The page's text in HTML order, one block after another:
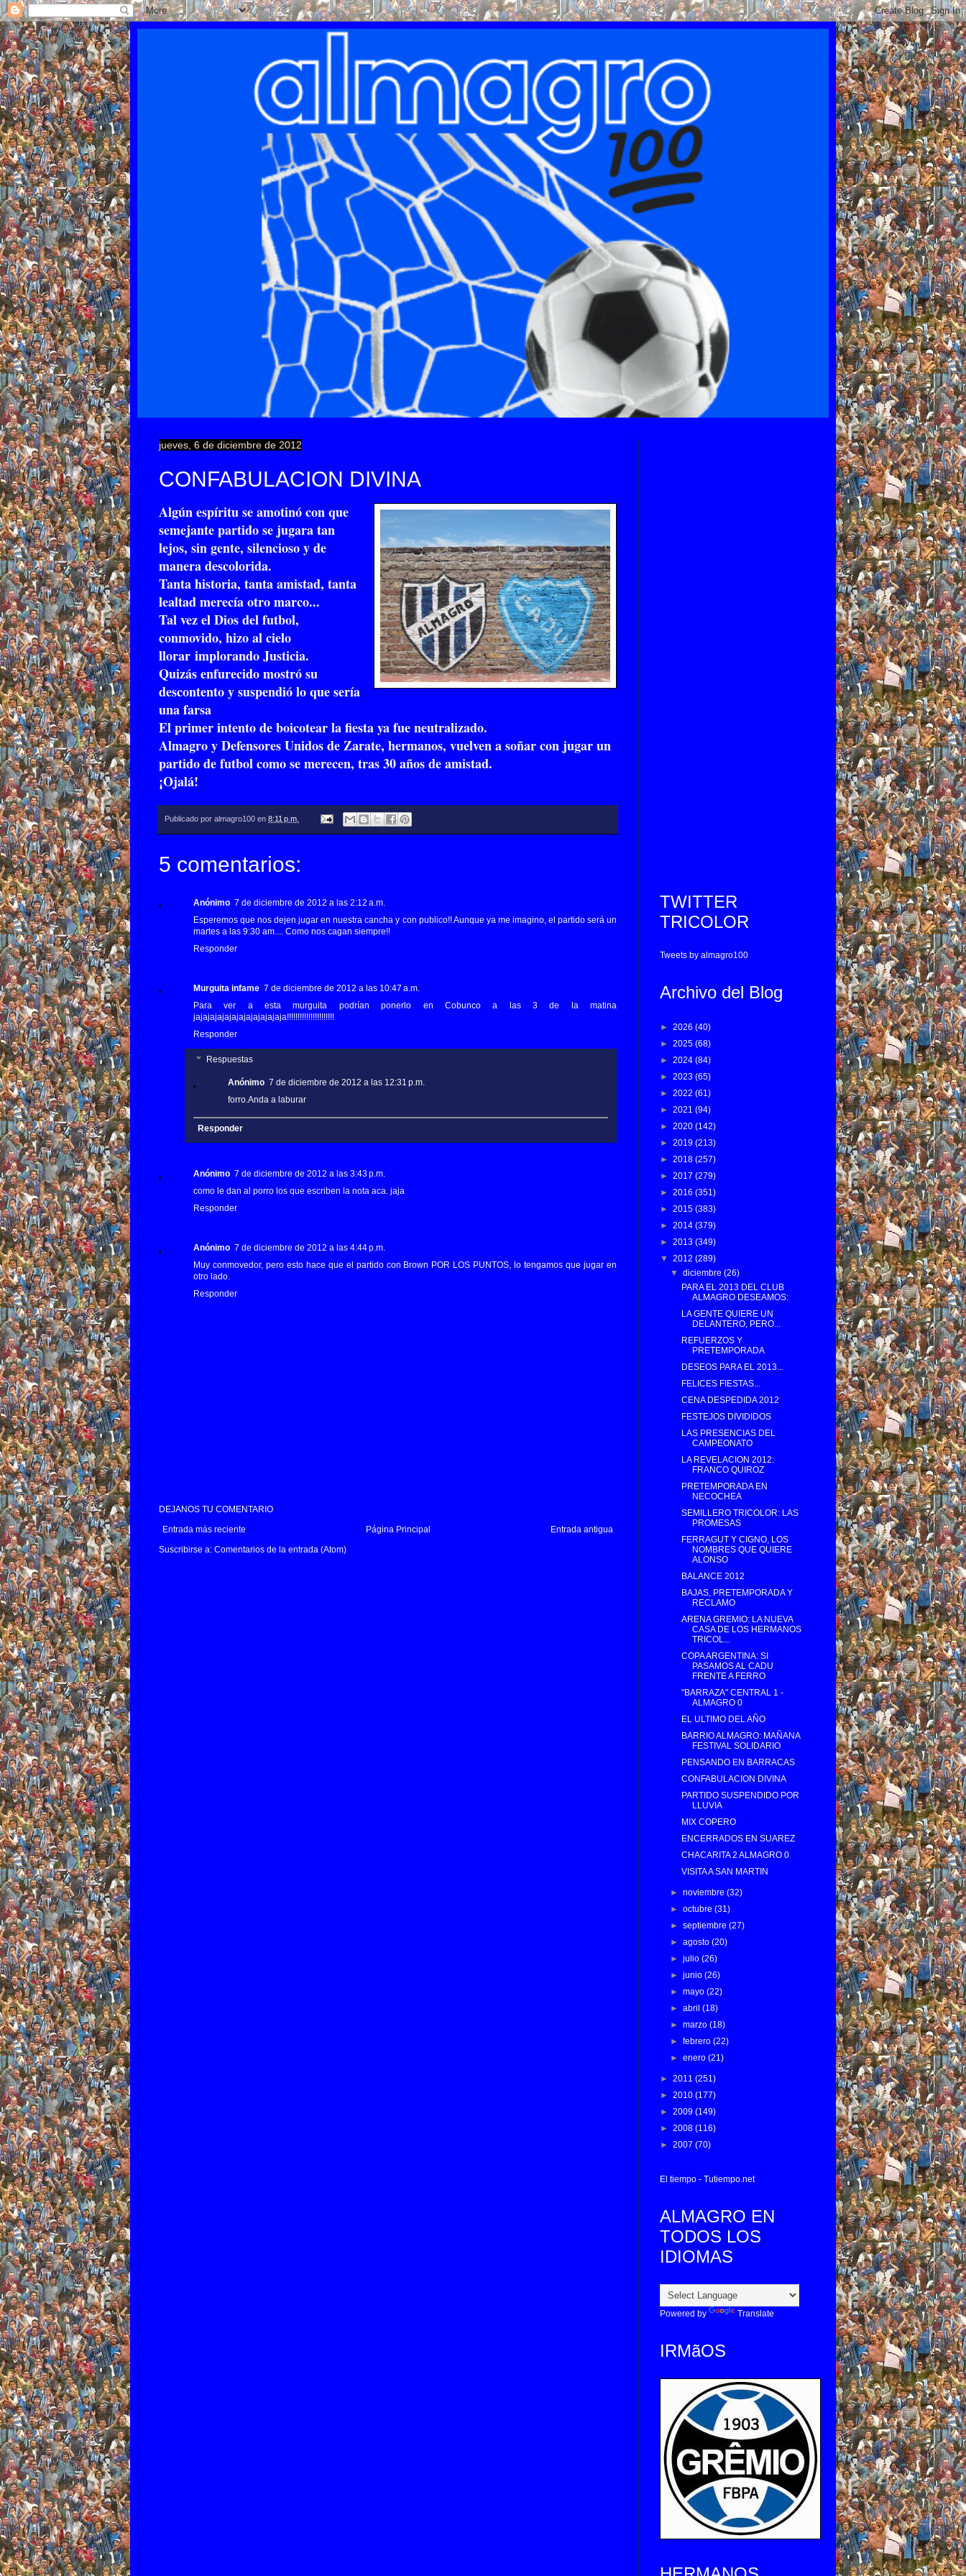
jueves, 6 de diciembre de 2012
CONFABULACION DIVINA
Algún espíritu se amotinó con que
semejante partido se jugara tan
lejos, sin gente, silencioso y de
manera descolorida.
Tanta historia, tanta amistad, tanta
lealtad merecía otro marco...
Tal vez el Dios del futbol,
conmovido, hizo al cielo
llorar implorando Justicia.
Quizás enfurecido mostró su
descontento y suspendió lo que sería
una farsa
El primer intento de boicotear la fiesta ya fue neutralizado.
Almagro y Defensores Unidos de Zarate, hermanos, vuelven a soñar con jugar un
partido de futbol como se merecen, tras 30 años de amistad.
¡Ojalá!
Publicado por almagro100 en 8:11 p.m.
5 comentarios:
Anónimo 7 de diciembre de 2012 a las 2:12 a.m.
Esperemos que nos dejen jugar en nuestra cancha y con publico!! Aunque ya me imagino, el partido será un
martes a las 9:30 am.... Como nos cagan siempre!!
Responder
Murguita infame 7 de diciembre de 2012 a las 10:47 a.m.
Para ver a esta murguita podrían ponerlo en Cobunco a las 3 de la matina
jajajajajajajajajajajajaja!!!!!!!!!!!!!!!!!!!!!!
Responder
Respuestas
Anónimo 7 de diciembre de 2012 a las 12:31 p.m.
forro.Anda a laburar
Responder
Anónimo 7 de diciembre de 2012 a las 3:43 p.m.
como le dan al porro los que escriben la nota aca. jaja
Responder
Anónimo 7 de diciembre de 2012 a las 4:44 p.m.
Muy conmovedor, pero esto hace que el partido con Brown POR LOS PUNTOS, lo tengamos que jugar en
otro lado.
Responder
DEJANOS TU COMENTARIO
Entrada más reciente
Entrada antigua
Página Principal
Suscribirse a: Comentarios de la entrada (Atom)
TWITTER
TRICOLOR
Tweets by almagro100
Archivo del Blog
► 2026 (40)
► 2025 (68)
► 2024 (84)
► 2023 (65)
► 2022 (61)
► 2021 (94)
► 2020 (142)
► 2019 (213)
► 2018 (257)
► 2017 (279)
► 2016 (351)
► 2015 (383)
► 2014 (379)
► 2013 (349)
▼ 2012 (289)
▼diciembre(26)
PARA EL 2013 DEL CLUB
ALMAGRO DESEAMOS:
LA GENTE QUIERE UN
DELANTERO, PERO...
REFUERZOS Y
PRETEMPORADA
DESEOS PARA EL 2013...
FELICES FIESTAS...
CENA DESPEDIDA 2012
FESTEJOS DIVIDIDOS
LAS PRESENCIAS DEL
CAMPEONATO
LA REVELACION 2012:
FRANCO QUIROZ
PRETEMPORADA EN
NECOCHEA
SEMILLERO TRICOLOR: LAS
PROMESAS
FERRAGUT Y CIGNO, LOS
NOMBRES QUE QUIERE
ALONSO
BALANCE 2012
BAJAS, PRETEMPORADA Y
RECLAMO
ARENA GREMIO: LA NUEVA
CASA DE LOS HERMANOS
TRICOL...
COPA ARGENTINA: SI
PASAMOS AL CADU
FRENTE A FERRO
"BARRAZA" CENTRAL 1 -
ALMAGRO 0
EL ULTIMO DEL AÑO
BARRIO ALMAGRO: MAÑANA
FESTIVAL SOLIDARIO
PENSANDO EN BARRACAS
CONFABULACION DIVINA
PARTIDO SUSPENDIDO POR
LLUVIA
MIX COPERO
ENCERRADOS EN SUAREZ
CHACARITA 2 ALMAGRO 0
VISITA A SAN MARTIN
►noviembre(32)
►octubre(31)
►septiembre(27)
►agosto(20)
►julio(26)
►junio(26)
►mayo(22)
►abril(18)
►marzo(18)
►febrero(22)
►enero(21)
► 2011 (251)
► 2010 (177)
► 2009 (149)
► 2008 (116)
► 2007 (70)
El tiempo - Tutiempo.net
ALMAGRO EN
TODOS LOS
IDIOMAS
Powered by Translate
IRMãOS